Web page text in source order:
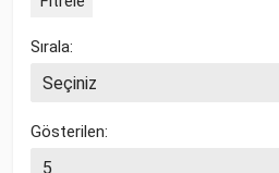
Sırala:
Gösterilen: